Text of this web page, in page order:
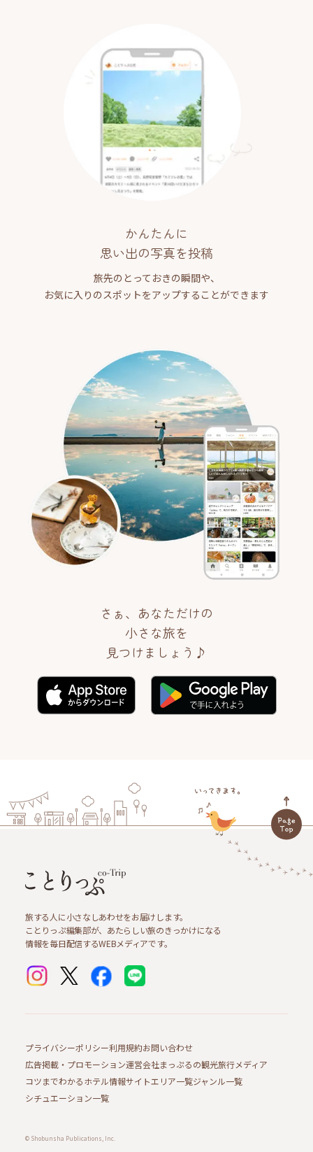
かんたんに
思い出の写真を投稿
旅先のとっておきの瞬間や、
お気に入りのスポットをアップすることができます
さぁ、あなただけの
小さな旅を
見つけましょう♪
旅する人に小さなしあわせをお届けします。
ことりっぷ編集部が、あたらしい旅のきっかけになる
情報を毎日配信するWEBメディアです。
プライバシーポリシー利用規約お問い合わせ
広告掲載・プロモーション運営会社まっぷるの観光旅行メディア
コツまでわかるホテル情報サイトエリア一覧ジャンル一覧
シチュエーション一覧
© Shobunsha Publications, Inc.